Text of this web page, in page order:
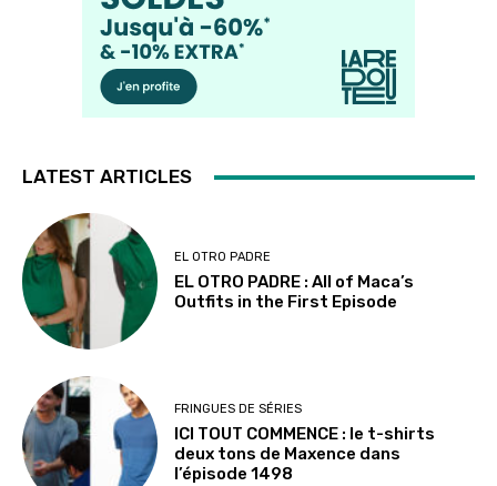
LATEST ARTICLES
EL OTRO PADRE
EL OTRO PADRE : All of Maca’s
Outfits in the First Episode
FRINGUES DE SÉRIES
ICI TOUT COMMENCE : le t-shirts
deux tons de Maxence dans
l’épisode 1498